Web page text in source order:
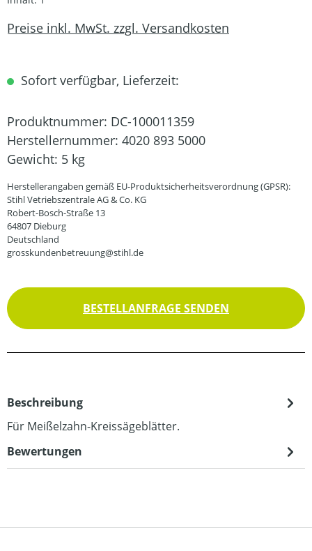
Preise inkl. MwSt. zzgl. Versandkosten
Sofort verfügbar, Lieferzeit:
Produktnummer: DC-100011359
Herstellernummer: 4020 893 5000
Gewicht: 5 kg
Herstellerangaben gemäß EU-Produktsicherheitsverordnung (GPSR):
Stihl Vetriebszentrale AG & Co. KG
Robert-Bosch-Straße 13
64807 Dieburg
Deutschland
grosskundenbetreuung@stihl.de
BESTELLANFRAGE SENDEN
Beschreibung
Für Meißelzahn-Kreissägeblätter.
Bewertungen